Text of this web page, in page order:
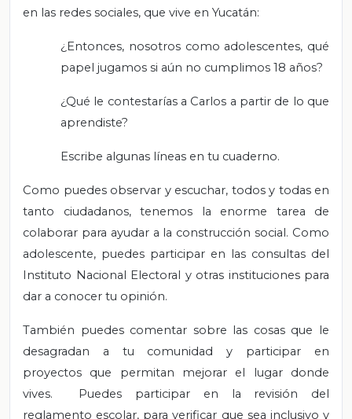
en las redes sociales, que vive en Yucatán:
¿Entonces, nosotros como adolescentes, qué
papel jugamos si aún no cumplimos 18 años?
¿Qué le contestarías a Carlos a partir de lo que
aprendiste?
Escribe algunas líneas en tu cuaderno.
Como puedes observar y escuchar, todos y todas en
tanto ciudadanos, tenemos la enorme tarea de
colaborar para ayudar a la construcción social. Como
adolescente, puedes participar en las consultas del
Instituto Nacional Electoral y otras instituciones para
dar a conocer tu opinión.
También puedes comentar sobre las cosas que le
desagradan a tu comunidad y participar en
proyectos que permitan mejorar el lugar donde
vives. Puedes participar en la revisión del
reglamento escolar, para verificar que sea inclusivo y